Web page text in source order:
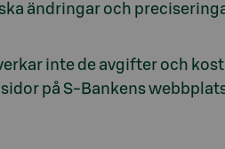
ändringar och
inte de avgifter och
på S-Bankens